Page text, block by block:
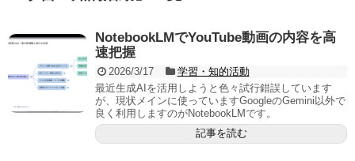
NotebookLMでYouTube動画の内容を高
速把握
2026/3/17
学習・知的活動
最近生成AIを活用しようと色々試行錯誤しています
が、現状メインに使っていますGoogleのGemini以外で
良く利用しますのがNotebookLMです。
記事を読む